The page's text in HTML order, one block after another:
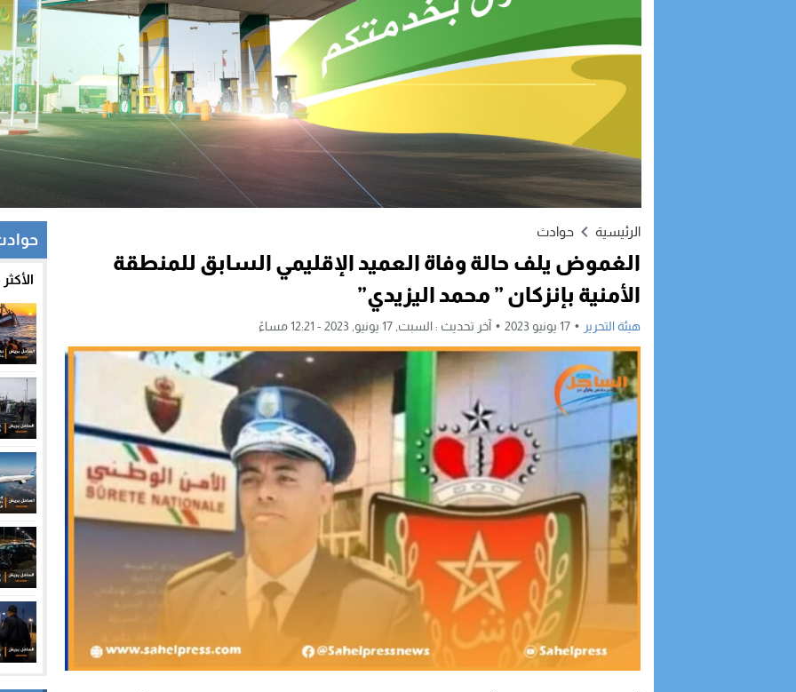
الرئيسية حوادث
الغموض يلف حالة وفاة العميد الإقليمي السابق للمنطقة
الأمنية بإنزكان ” محمد اليزيدي”
هيئة التحرير 17 يونيو 2023 آخر تحديث : السبت, 17 يونيو, 2023 - 12:21 مساءً